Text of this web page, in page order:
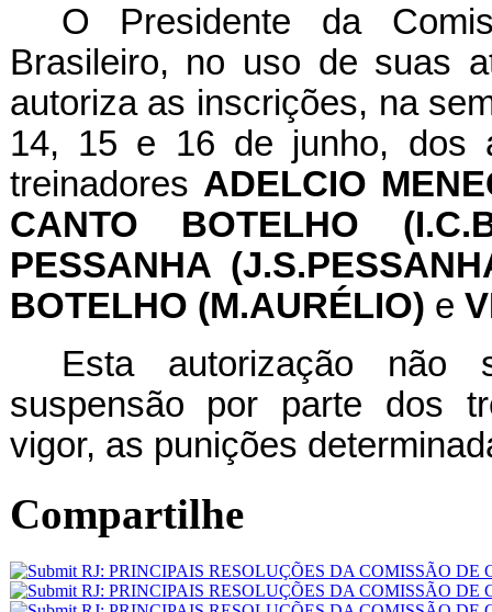
O Presidente da
Brasileiro, no uso de suas
autoriza as inscrições, na
14, 15 e 16 de junho, dos
treinadores ADELCIO
CANTO BOTELHO
PESSANHA
BOTELHO (M.AURÉLIO) e
Esta autorização não
suspensão por parte dos
vigor, as punições
Compartilhe